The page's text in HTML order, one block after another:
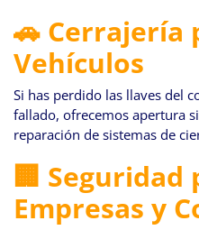
🚗 Cerrajería
Vehículos
Si has perdido las llaves del
fallado, ofrecemos apertura
reparación de sistemas de
🏢 Seguridad
Empresas y